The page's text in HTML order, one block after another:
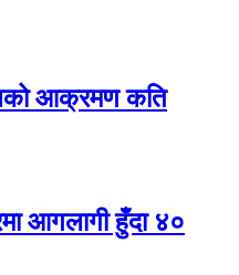
आक्रमण कति
आगलागी हुँदा ४०